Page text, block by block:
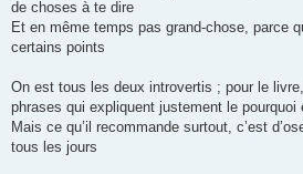
de choses à te dire
Et en même temps pas grand-chose, parce
certains points
On est tous les deux introvertis ; pour le
phrases qui expliquent justement le pourquoi
Mais ce qu’il recommande surtout, c’est
tous les jours